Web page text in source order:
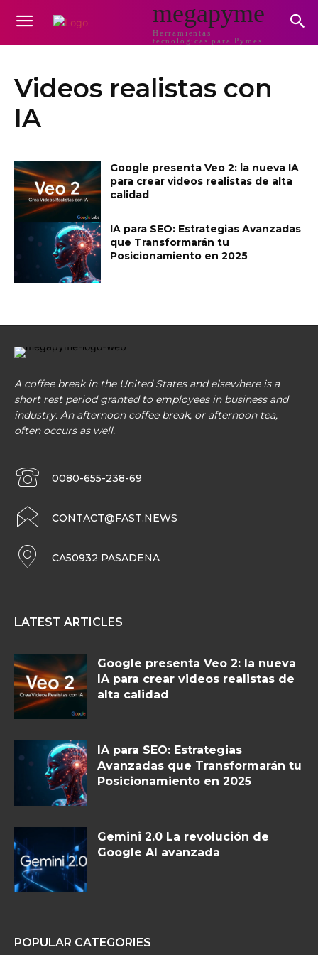
megapyme
Herramientas
tecnológicas para Pymes
Videos realistas con
IA
Google presenta Veo 2: la nueva IA
para crear videos realistas de alta
calidad
IA para SEO: Estrategias Avanzadas
que Transformarán tu
Posicionamiento en 2025
A coffee break in the United States and elsewhere is a
short rest period granted to employees in business and
industry. An afternoon coffee break, or afternoon tea,
often occurs as well.
0080-655-238-69
CONTACT@FAST.NEWS
CA50932 PASADENA
LATEST ARTICLES
Google presenta Veo 2: la nueva
IA para crear videos realistas de
alta calidad
IA para SEO: Estrategias
Avanzadas que Transformarán tu
Posicionamiento en 2025
Gemini 2.0 La revolución de
Google AI avanzada
POPULAR CATEGORIES